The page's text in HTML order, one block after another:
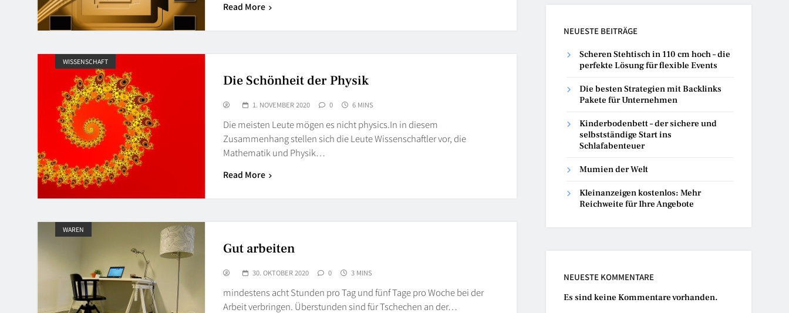
Read More
WISSENSCHAFT
Die Schönheit der Physik
1. NOVEMBER 2020 0 6 MINS
Die meisten Leute mögen es nicht physics.In in diesem
Zusammenhang stellen sich die Leute Wissenschaftler vor, die
Mathematik und Physik…
Read More
WAREN
Gut arbeiten
30. OKTOBER 2020 0 3 MINS
mindestens acht Stunden pro Tag und fünf Tage pro Woche bei der
Arbeit verbringen. Überstunden sind für Tschechen an der…
NEUESTE BEITRÄGE
Scheren Stehtisch in 110 cm hoch – die
perfekte Lösung für flexible Events
Die besten Strategien mit Backlinks
Pakete für Unternehmen
Kinderbodenbett – der sichere und
selbstständige Start ins
Schlafabenteuer
Mumien der Welt
Kleinanzeigen kostenlos: Mehr
Reichweite für Ihre Angebote
NEUESTE KOMMENTARE
Es sind keine Kommentare vorhanden.